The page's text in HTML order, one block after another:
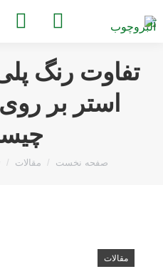
تفاوت رنگ
استر بر
مکان شما:
صفحه نخست مقالات
مقالات